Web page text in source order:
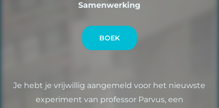
Samenwerking
BOEK
Je hebt je vrijwillig aangemeld voor het nieuwste
experiment van professor Parvus, een